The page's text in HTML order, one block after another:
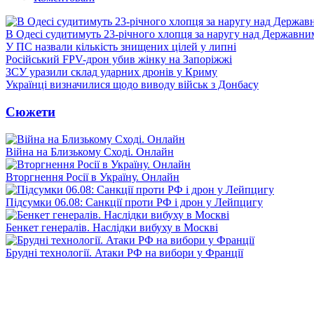
В Одесі судитимуть 23-річного хлопця за наругу над
У ПС назвали кількість знищених цілей у липні
Російський FPV-дрон убив жінку на Запоріжжі
ЗСУ уразили склад ударних дронів у Криму
Українці визначилися щодо виводу військ з Донбасу
Сюжети
Війна на Близькому Сході. Онлайн
Вторгнення Росії в Україну. Онлайн
Підсумки 06.08: Санкції проти РФ і дрон у Лейпцигу
Бенкет генералів. Наслідки вибуху в Москві
Брудні технології. Атаки РФ на вибори у Франції